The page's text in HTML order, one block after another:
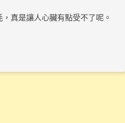
真是讓人心臟有點受不了呢。